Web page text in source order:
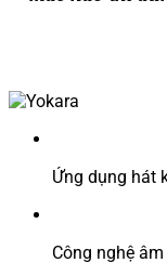
Ứng dụng hát
Công nghệ